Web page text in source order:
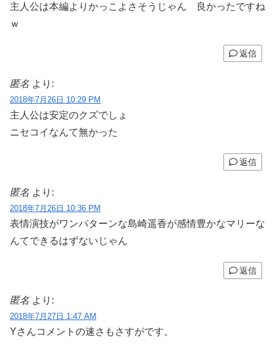
主人公は本編よりかっこよさそうじゃん 良かったですね
ｗ
返信
匿名 より:
2018年7月26日 10:29 PM
主人公は安定のクズでしょ
ニセコイなんて無かった
返信
匿名 より:
2018年7月26日 10:36 PM
表情演技がワンパターンな島崎遥香が感情豊かなマリーな
んてできるはずないじゃん
返信
匿名 より:
2018年7月27日 1:47 AM
Yさんコメントの速さもさすがです。